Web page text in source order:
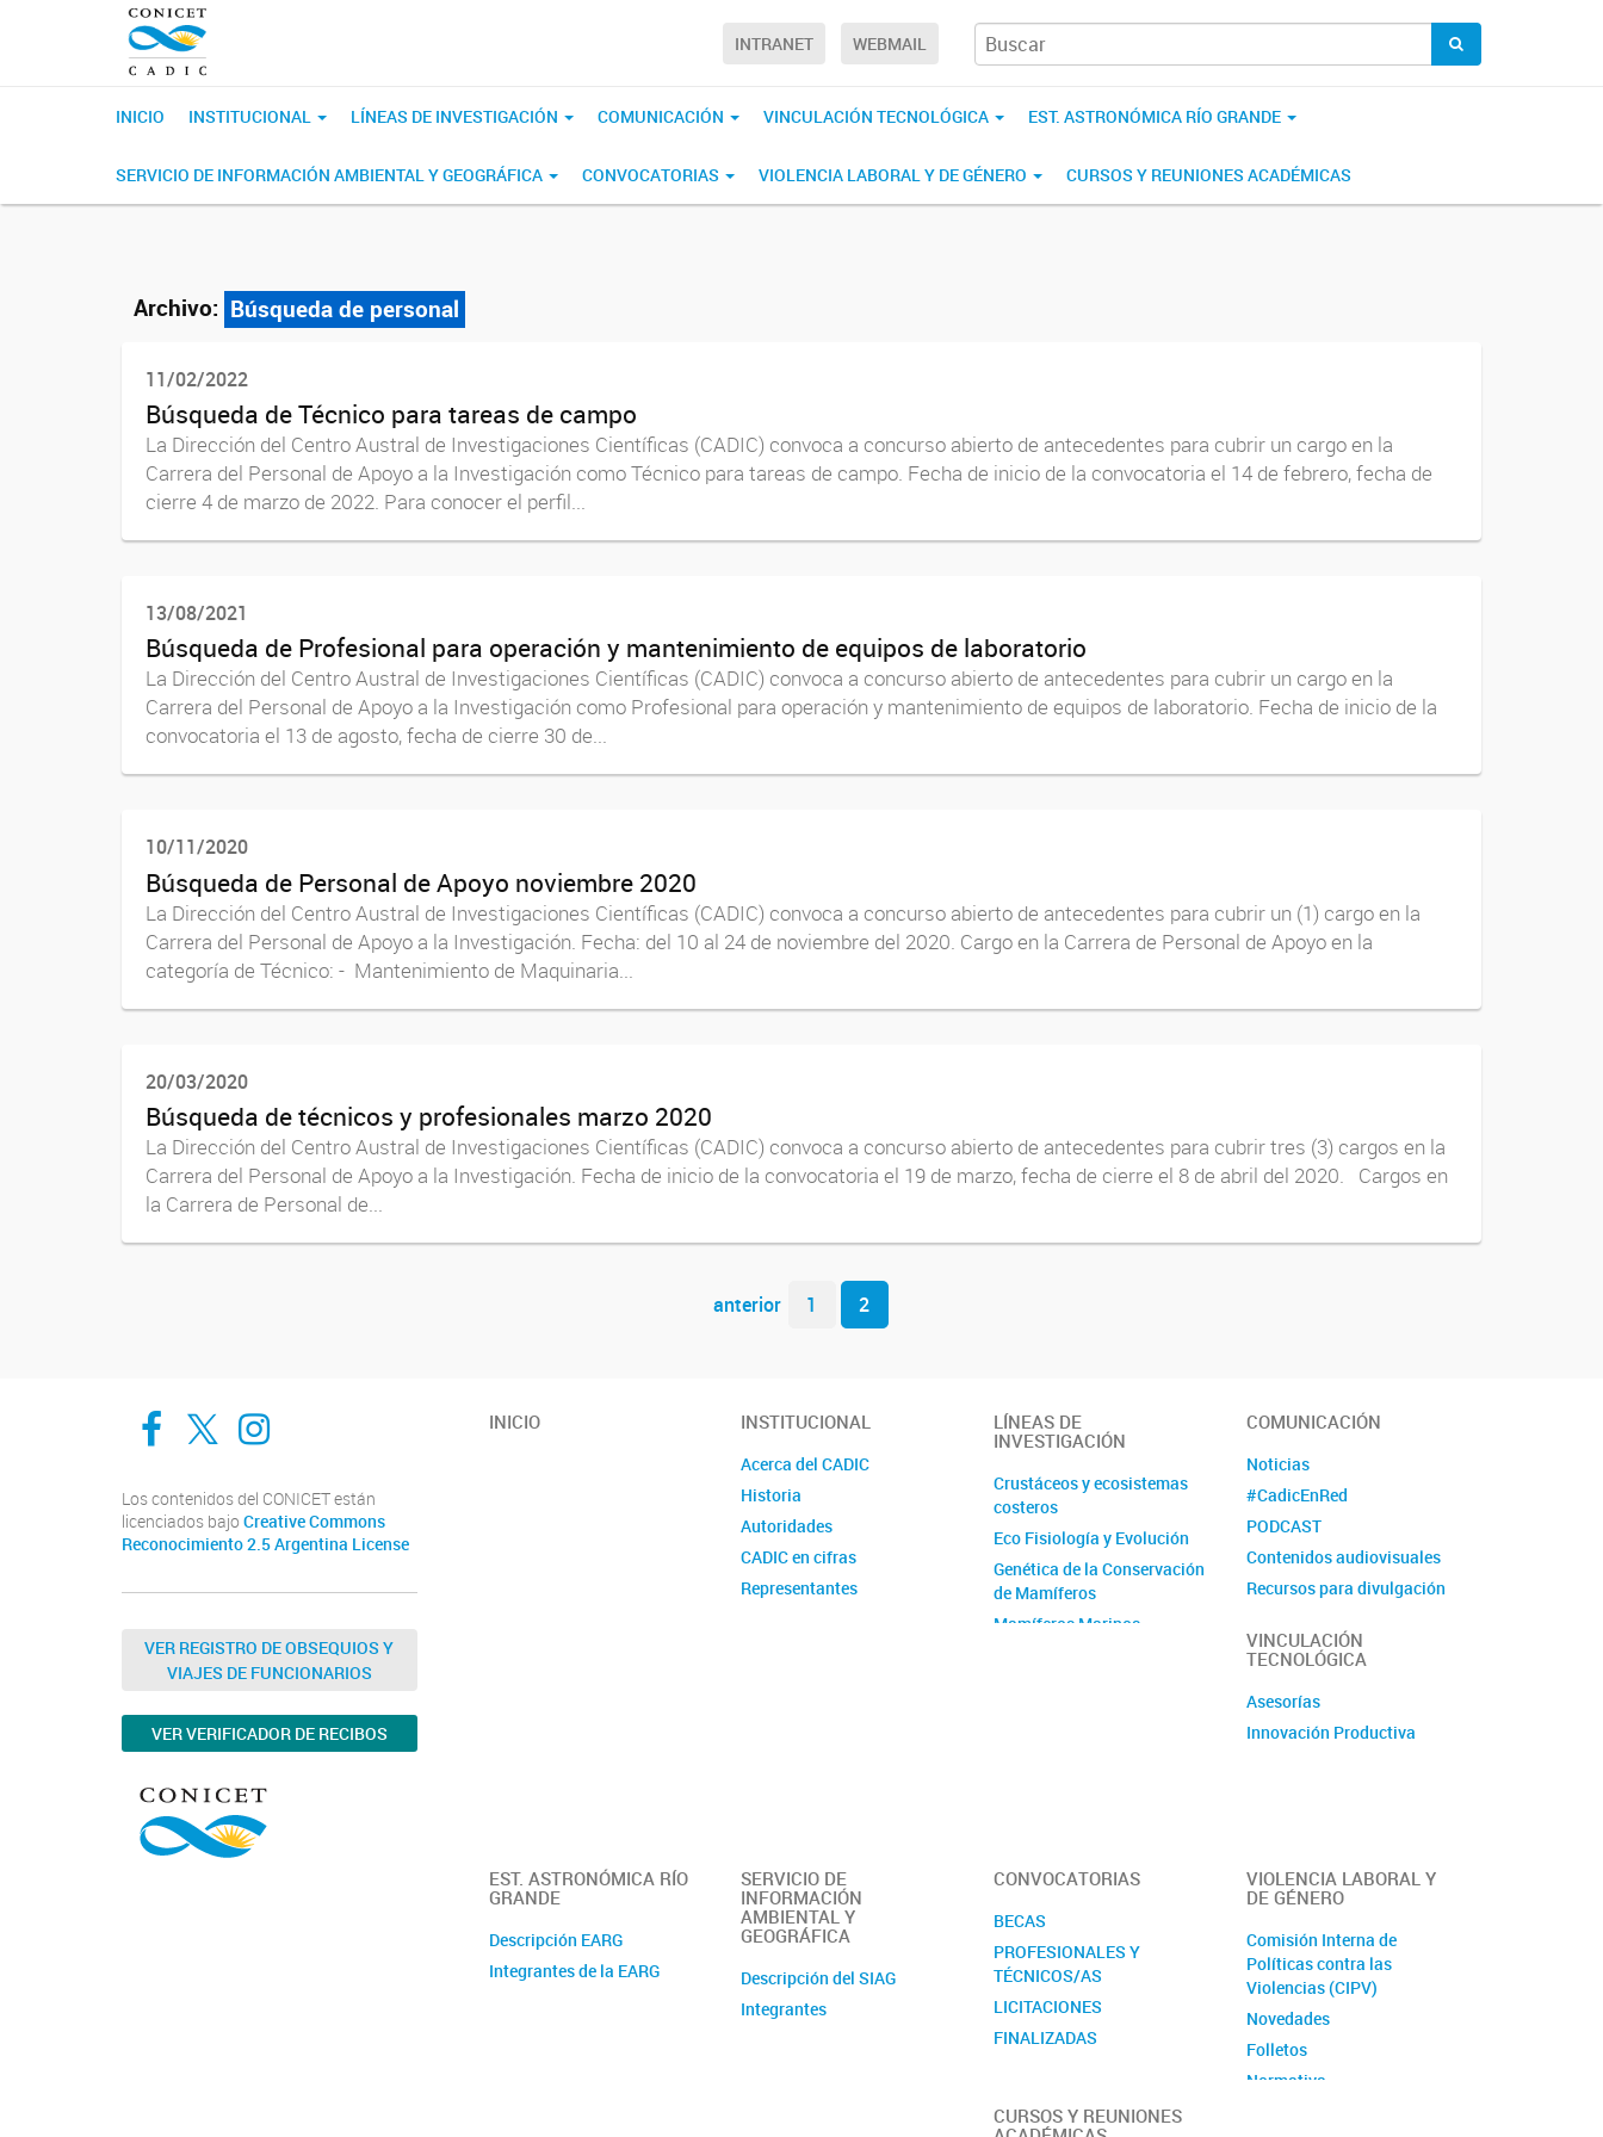
INTRANET WEBMAIL
INICIO INSTITUCIONAL LÍNEAS DE INVESTIGACIÓN COMUNICACIÓN VINCULACIÓN TECNOLÓGICA EST. ASTRONÓMICA RÍO GRANDE
SERVICIO DE INFORMACIÓN AMBIENTAL Y GEOGRÁFICA CONVOCATORIAS VIOLENCIA LABORAL Y DE GÉNERO CURSOS Y REUNIONES ACADÉMICAS
Archivo: Búsqueda de personal
11/02/2022
Búsqueda de Técnico para tareas de campo
La Dirección del Centro Austral de Investigaciones Científicas (CADIC) convoca a concurso abierto de antecedentes para cubrir un cargo en la
Carrera del Personal de Apoyo a la Investigación como Técnico para tareas de campo. Fecha de inicio de la convocatoria el 14 de febrero, fecha de
cierre 4 de marzo de 2022. Para conocer el perfil...
13/08/2021
Búsqueda de Profesional para operación y mantenimiento de equipos de laboratorio
La Dirección del Centro Austral de Investigaciones Científicas (CADIC) convoca a concurso abierto de antecedentes para cubrir un cargo en la
Carrera del Personal de Apoyo a la Investigación como Profesional para operación y mantenimiento de equipos de laboratorio. Fecha de inicio de la
convocatoria el 13 de agosto, fecha de cierre 30 de...
10/11/2020
Búsqueda de Personal de Apoyo noviembre 2020
La Dirección del Centro Austral de Investigaciones Científicas (CADIC) convoca a concurso abierto de antecedentes para cubrir un (1) cargo en la
Carrera del Personal de Apoyo a la Investigación. Fecha: del 10 al 24 de noviembre del 2020. Cargo en la Carrera de Personal de Apoyo en la
categoría de Técnico: - Mantenimiento de Maquinaria...
20/03/2020
Búsqueda de técnicos y profesionales marzo 2020
La Dirección del Centro Austral de Investigaciones Científicas (CADIC) convoca a concurso abierto de antecedentes para cubrir tres (3) cargos en la
Carrera del Personal de Apoyo a la Investigación. Fecha de inicio de la convocatoria el 19 de marzo, fecha de cierre el 8 de abril del 2020. Cargos en
la Carrera de Personal de...
anterior 1 2
Cadic en RedCADIC Ushuaia
Cadic en Red
Los contenidos del CONICET están
licenciados bajo Creative Commons
Reconocimiento 2.5 Argentina License
VER REGISTRO DE OBSEQUIOS Y
VIAJES DE FUNCIONARIOS
VER VERIFICADOR DE RECIBOS
INICIO INSTITUCIONAL
Acerca del CADIC
Historia
Autoridades
CADIC en cifras
Representantes
LÍNEAS DE
INVESTIGACIÓN
Crustáceos y ecosistemas
costeros
Eco Fisiología y Evolución
Genética de la Conservación
de Mamíferos
Mamíferos Marinos
Ecología Terrestre y
Antropología
Oceanografía Biológica
Limnología
Ecología y Sistemas
COMUNICACIÓN
Noticias
#CadicEnRed
PODCAST
Contenidos audiovisuales
Recursos para divulgación
Revista La Lupa
VINCULACIÓN
TECNOLÓGICA
Asesorías
Innovación Productiva
EST. ASTRONÓMICA RÍO
GRANDE
Descripción EARG
Integrantes de la EARG
SERVICIO DE
INFORMACIÓN
AMBIENTAL Y
GEOGRÁFICA
Descripción del SIAG
Integrantes
CONVOCATORIAS
BECAS
PROFESIONALES Y
TÉCNICOS/AS
LICITACIONES
FINALIZADAS
VIOLENCIA LABORAL Y
DE GÉNERO
Comisión Interna de
Políticas contra las
Violencias (CIPV)
Novedades
Folletos
Normativa
CURSOS Y REUNIONES